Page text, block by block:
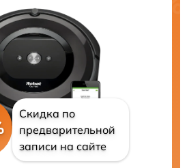
Скидка по
предварительной
записи на сайте